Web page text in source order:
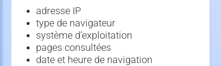
adresse IP
type de navigateur
système d’exploitation
pages consultées
date et heure de navigation